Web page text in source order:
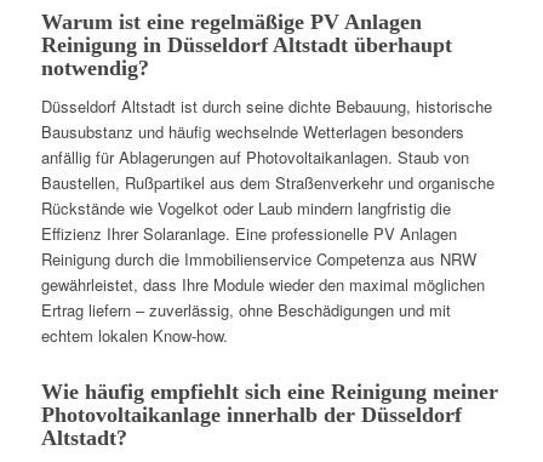
Warum ist eine regelmäßige PV Anlagen
Reinigung in Düsseldorf Altstadt überhaupt
notwendig?
Düsseldorf Altstadt ist durch seine dichte Bebauung, historische
Bausubstanz und häufig wechselnde Wetterlagen besonders
anfällig für Ablagerungen auf Photovoltaikanlagen. Staub von
Baustellen, Rußpartikel aus dem Straßenverkehr und organische
Rückstände wie Vogelkot oder Laub mindern langfristig die
Effizienz Ihrer Solaranlage. Eine professionelle PV Anlagen
Reinigung durch die Immobilienservice Competenza aus NRW
gewährleistet, dass Ihre Module wieder den maximal möglichen
Ertrag liefern – zuverlässig, ohne Beschädigungen und mit
echtem lokalen Know-how.
Wie häufig empfiehlt sich eine Reinigung meiner
Photovoltaikanlage innerhalb der Düsseldorf
Altstadt?